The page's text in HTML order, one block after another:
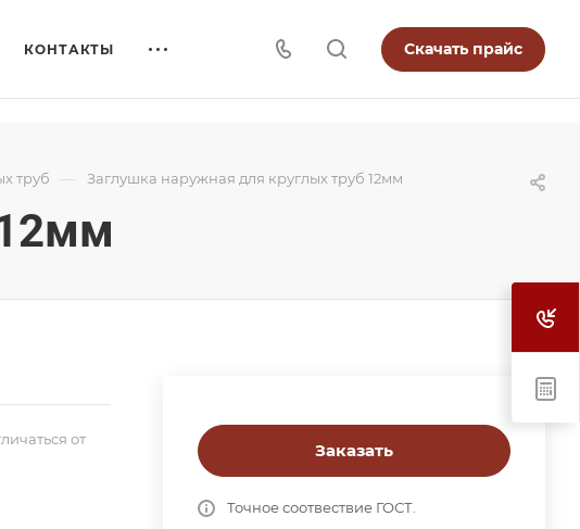
КОНТАКТЫ Скачать прайс
труб — Заглушка наружная для круглых труб 12мм
Заказать
Точное соотвествие ГОСТ.
от